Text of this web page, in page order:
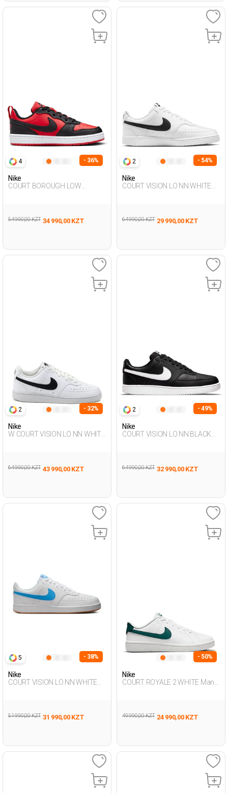
4 - 36%
Nike
COURT BOROUGH LOW
54 990,00 KZT 34 990,00 KZT
2 - 54%
Nike
COURT VISION LO NN WHITE
64 990,00 KZT 29 990,00 KZT
2 - 32%
Nike
W COURT VISION LO NN WHITE
64 990,00 KZT 43 990,00 KZT
2 - 49%
Nike
COURT VISION LO NN BLACK
64 990,00 KZT 32 990,00 KZT
5 - 38%
Nike
COURT VISION LO NN WHITE
51 990,00 KZT 31 990,00 KZT
- 50%
Nike
COURT ROYALE 2 WHITE Man
49 990,00 KZT 24 990,00 KZT